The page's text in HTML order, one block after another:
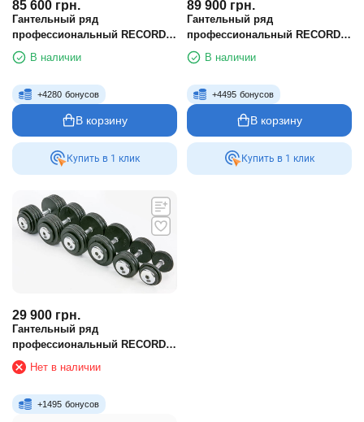
85 600 грн.
Гантельный ряд
профессиональный RECORD
от 2.5 до 45 кг (шаг 2.5 кг)
В наличии
+4280 бонусов
В корзину
Купить в 1 клик
89 900 грн.
Гантельный ряд
профессиональный RECORD
от 2.5 до 50 кг
В наличии
+4495 бонусов
В корзину
Купить в 1 клик
29 900 грн.
Гантельный ряд
профессиональный RECORD
от 2.5 до 25 кг
Нет в наличии
+1495 бонусов